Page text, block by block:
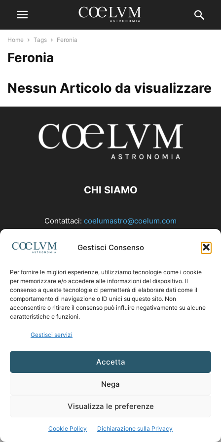
Gestisci Consenso
Per fornire le migliori esperienze, utilizziamo tecnologie come i cookie
per memorizzare e/o accedere alle informazioni del dispositivo. Il
consenso a queste tecnologie ci permetterà di elaborare dati come il
comportamento di navigazione o ID unici su questo sito. Non
acconsentire o ritirare il consenso può influire negativamente su alcune
caratteristiche e funzioni.
Gestisci servizi
Accetta
Nega
Visualizza le preferenze
Cookie Policy Dichiarazione sulla Privacy
Home Tags Feronia
Feronia
Nessun Articolo da visualizzare
CHI SIAMO
Contattaci: coelumastro@coelum.com
SEGUICI